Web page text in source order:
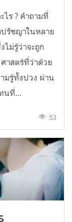
ไร ? คำถามที่
รัชญาในหลาย
ม่รู้ว่าจะถูก
าสตร์ที่ว่าด้วย
มรู้ทั้งปวง ผ่าน
นที่...
53